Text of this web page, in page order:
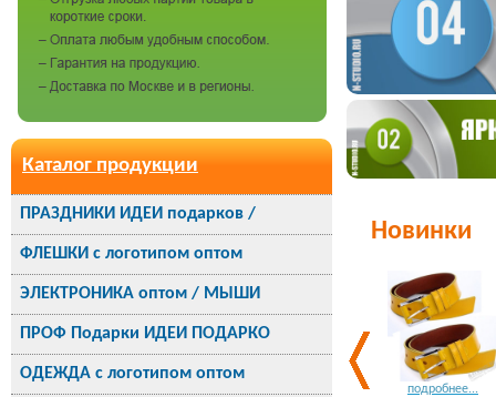
Каталог продукции
ПРАЗДНИКИ ИДЕИ подарков /
ФЛЕШКИ с логотипом оптом
ЭЛЕКТРОНИКА оптом / МЫШИ
ПРОФ Подарки ИДЕИ ПОДАРКО
ОДЕЖДА с логотипом оптом
Новинки
подробнее...